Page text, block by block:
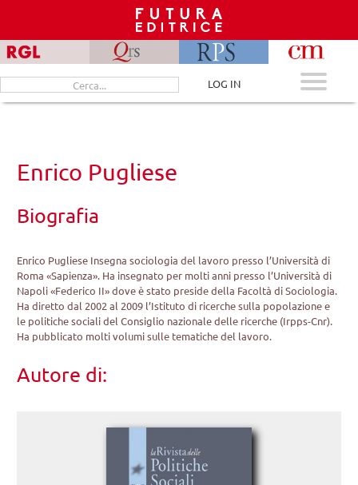
content
Cerca
per:
LOG IN
Enrico Pugliese
Biografia
Enrico Pugliese Insegna sociologia del lavoro presso l’Università di
Roma «Sapienza». Ha insegnato per molti anni presso l’Università di
Napoli «Federico II» dove è stato preside della Facoltà di Sociologia.
Ha diretto dal 2002 al 2009 l’Istituto di ricerche sulla popolazione e
le politiche sociali del Consiglio nazionale delle ricerche (Irpps-Cnr).
Ha pubblicato molti volumi sulle tematiche del lavoro.
Autore di: